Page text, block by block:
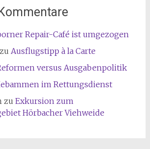
Repair-Café ist umgezogen
Ausflugstipp à la Carte
versus Ausgabenpolitik
im Rettungsdienst
zu Exkursion zum
Hörbacher Viehweide